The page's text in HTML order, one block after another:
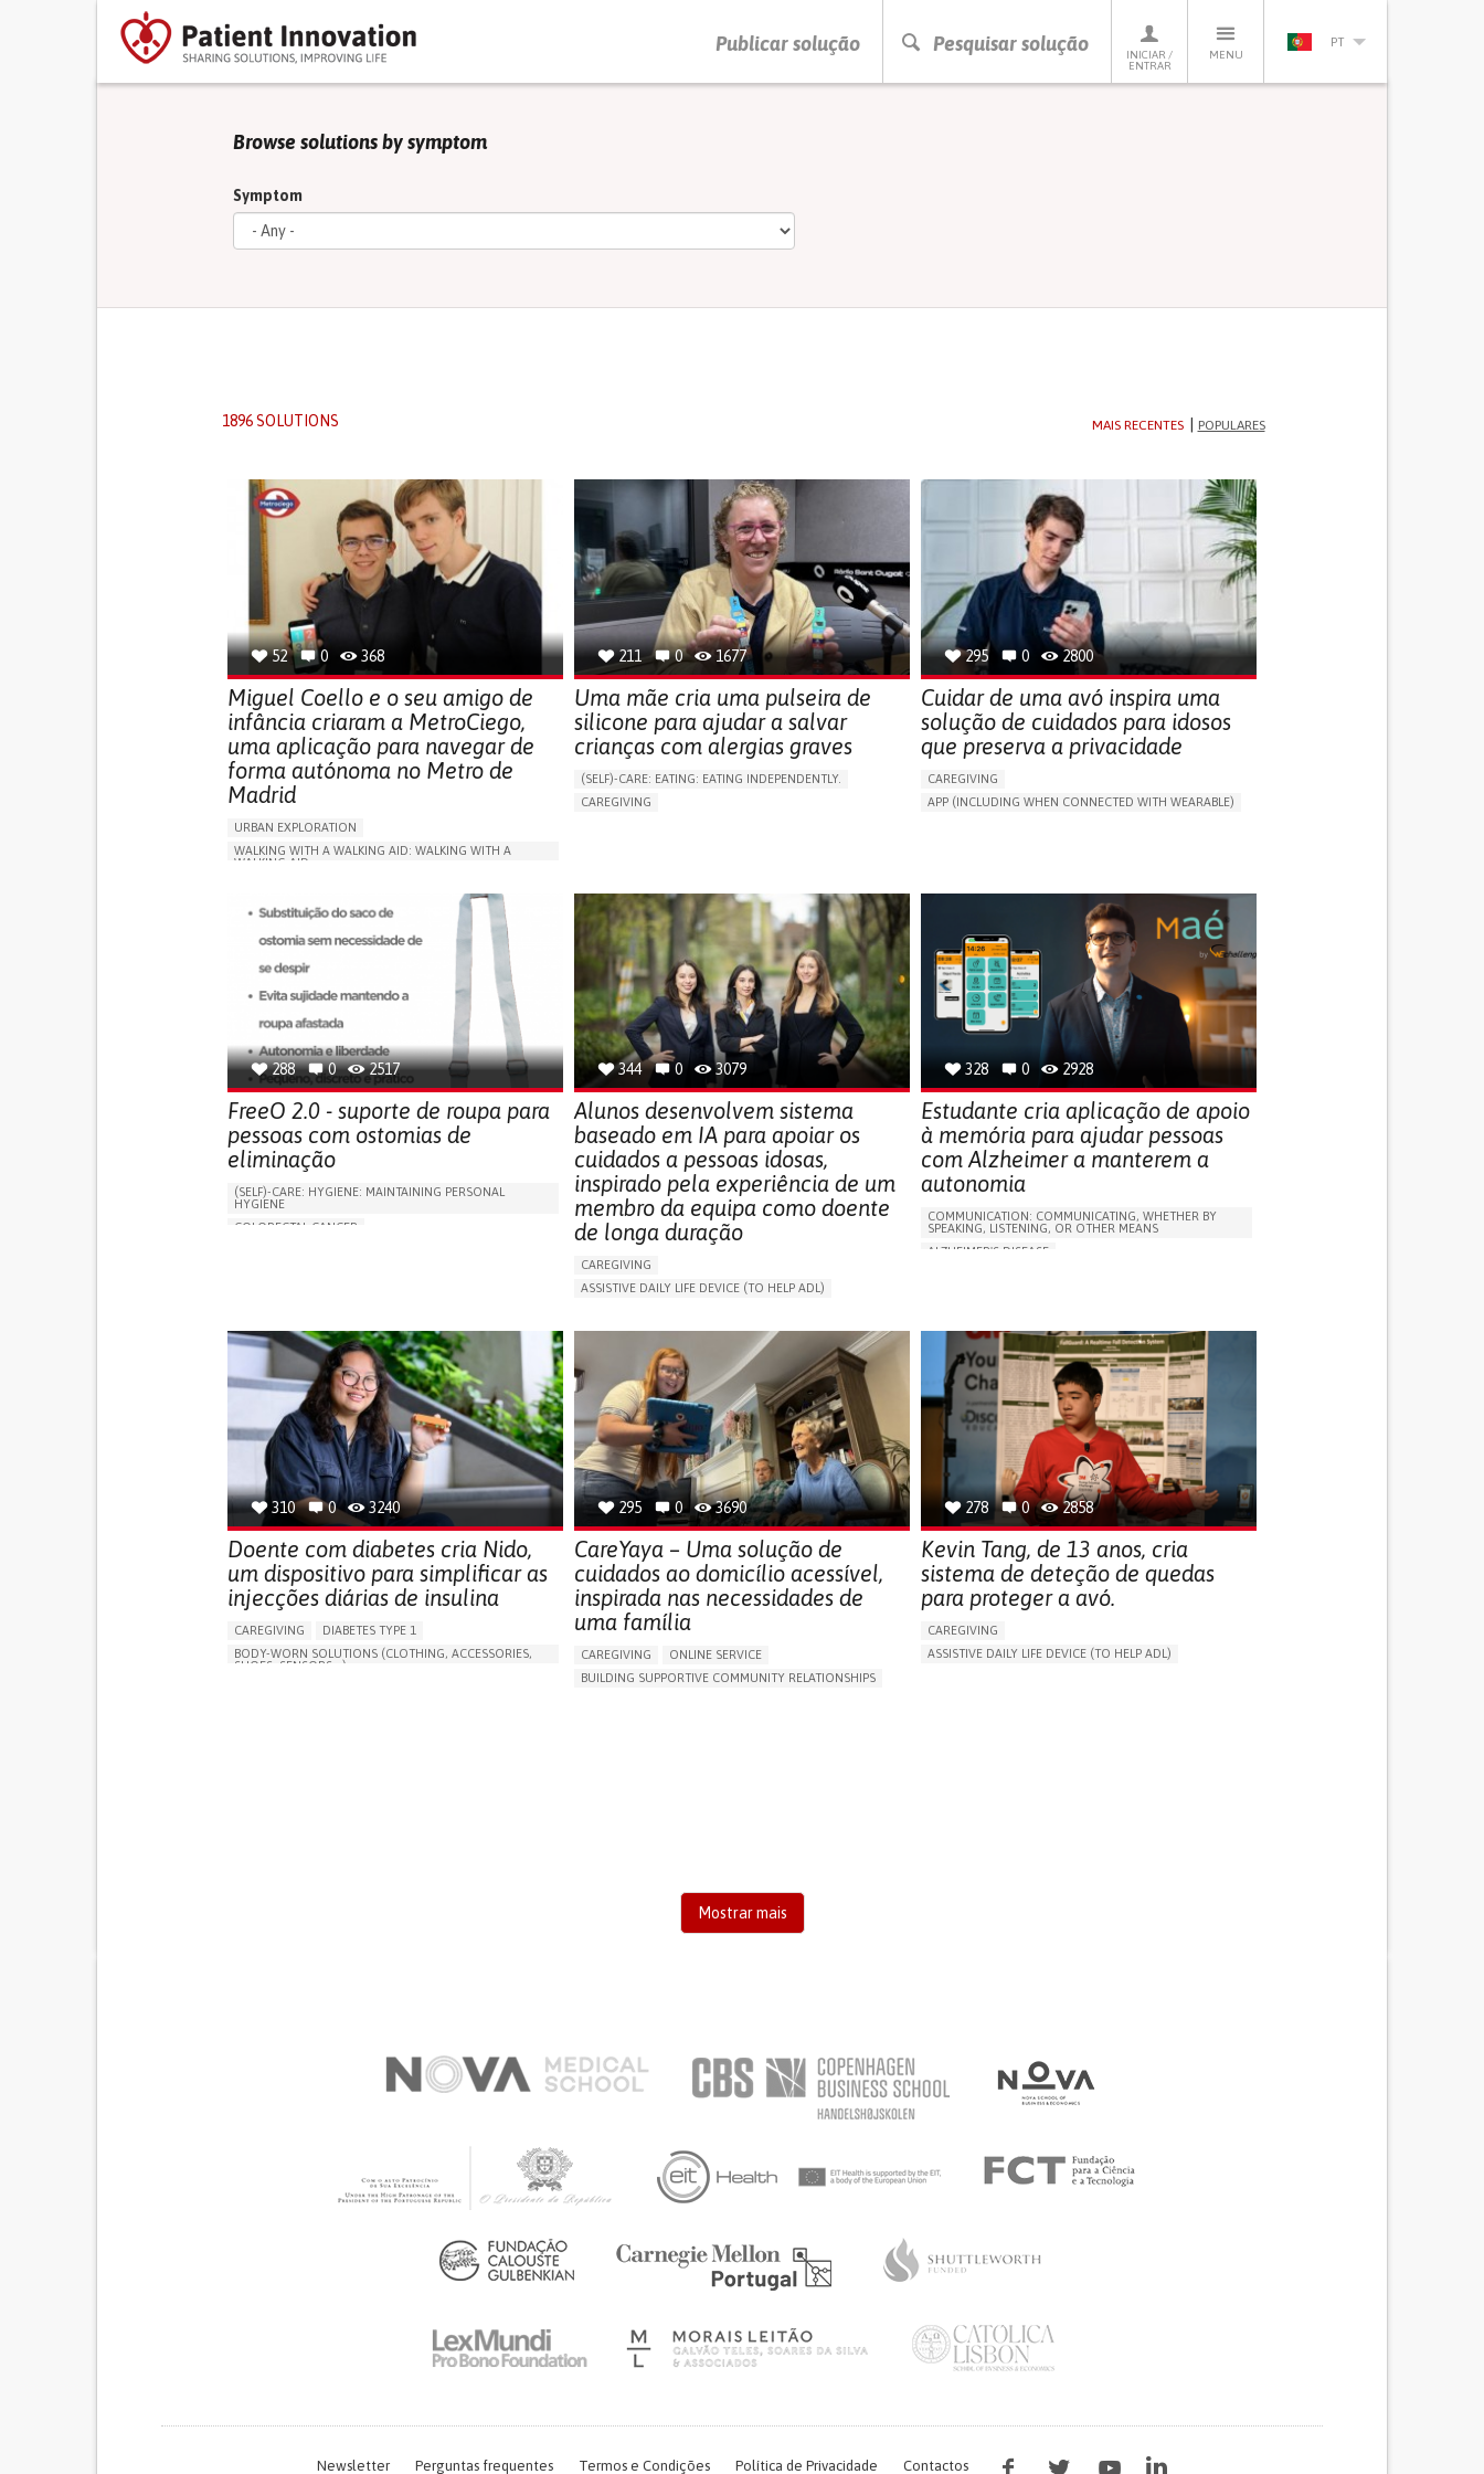
Publicar solução Pesquisar solução
INICIAR /
ENTRAR
MENU
PT
PRESSIONE ENTER PARA PESQUISAR
Browse solutions by symptom
Symptom
1896 SOLUTIONS MAIS RECENTES POPULARES
52 0 368
Miguel Coello e o seu amigo de
infância criaram a MetroCiego,
uma aplicação para navegar de
forma autónoma no Metro de
Madrid
URBAN EXPLORATION
WALKING WITH A WALKING AID: WALKING WITH A
WALKING AID
APP (INCLUDING WHEN CONNECTED WITH WEARABLE)
ONLINE SERVICE
SOCIAL WITHDRAWAL OR ISOLATION
PROMOTING INCLUSIVITY AND SOCIAL INTEGRATION
OPHTHALMOLOGY
SPAIN
211 0 1677
Uma mãe cria uma pulseira de
silicone para ajudar a salvar
crianças com alergias graves
(SELF)-CARE: EATING: EATING INDEPENDENTLY.
CAREGIVING
ALLEVIATING ALLERGIES
PREVENTING (VACCINATION, PROTECTION, FALLS,
RESEARCH/MAPPING)
CAREGIVING SUPPORT
IMMUNO-ALLERGOLOGY
295 0 2800
Cuidar de uma avó inspira uma
solução de cuidados para idosos
que preserva a privacidade
CAREGIVING
APP (INCLUDING WHEN CONNECTED WITH WEARABLE)
PREVENTING (VACCINATION, PROTECTION, FALLS,
GENERAL AND FAMILY MEDICINE
MOBILITY ISSUES
CAREGIVER SUPPORT
SOLUTIONS FOR DISABLED PEOPLE
INDIA
288 0 2517
FreeO 2.0 - suporte de roupa para
pessoas com ostomias de
eliminação
(SELF)-CARE: HYGIENE: MAINTAINING PERSONAL
HYGIENE
COLORECTAL CANCER
344 0 3079
Alunos desenvolvem sistema
baseado em IA para apoiar os
cuidados a pessoas idosas,
inspirado pela experiência de um
membro da equipa como doente
de longa duração
CAREGIVING
ASSISTIVE DAILY LIFE DEVICE (TO HELP ADL)
MAINTAINING BALANCE AND MOBILITY
PREVENTING (VACCINATION, PROTECTION, FALLS,
RESEARCH/MAPPING)
GENERAL AND FAMILY MEDICINE
CAREGIVER SUPPORT
UNITED STATES
328 0 2928
Estudante cria aplicação de apoio
à memória para ajudar pessoas
com Alzheimer a manterem a
autonomia
COMMUNICATION: COMMUNICATING, WHETHER BY
SPEAKING, LISTENING, OR OTHER MEANS
ALZHEIMER'S DISEASE
CAREGIVING SUPPORT
GENERAL AND FAMILY MEDICINE
NEUROLOGY
FRANCE
310 0 3240
Doente com diabetes cria Nido,
um dispositivo para simplificar as
injecções diárias de insulina
CAREGIVING
DIABETES TYPE 1
BODY-WORN SOLUTIONS (CLOTHING, ACCESSORIES,
SHOES, SENSORS...)
295 0 3690
CareYaya – Uma solução de
cuidados ao domicílio acessível,
inspirada nas necessidades de
uma família
CAREGIVING
ONLINE SERVICE
BUILDING SUPPORTIVE COMMUNITY RELATIONSHIPS
278 0 2858
Kevin Tang, de 13 anos, cria
sistema de deteção de quedas
para proteger a avó.
CAREGIVING
ASSISTIVE DAILY LIFE DEVICE (TO HELP ADL)
Mostrar mais
Newsletter Perguntas frequentes Termos e Condições Política de Privacidade Contactos